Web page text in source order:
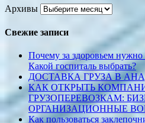
Архивы
Свежие записи
Почему за здоровьем
Какой госпиталь выбрать?
ДОСТАВКА ГРУЗА В
КАК ОТКРЫТЬ
ГРУЗОПЕРЕВОЗКАМ:
ОРГАНИЗАЦИОННЫЕ
Как пользоваться